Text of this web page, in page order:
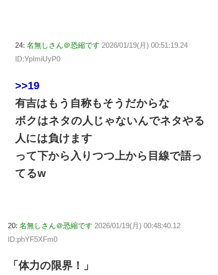
24: 名無しさん＠恐縮です 2026/01/19(月) 00:51:19.24
ID:YpImiUyP0
>>19
有吉はもう自称もそうだからな
ボクはネタの人じゃないんでネタやる
人には負けます
って下から入りつつ上から目線で語っ
てるw
20: 名無しさん＠恐縮です 2026/01/19(月) 00:48:40.12
ID:phYF5XFm0
「体力の限界！」